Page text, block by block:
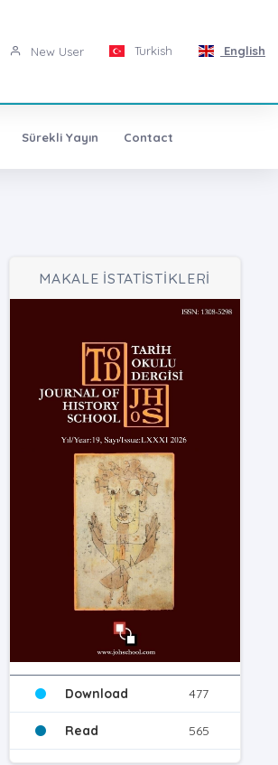
New User Turkish English
Sürekli Yayın Contact
MAKALE İSTATİSTİKLERİ
Download 477
Read 565